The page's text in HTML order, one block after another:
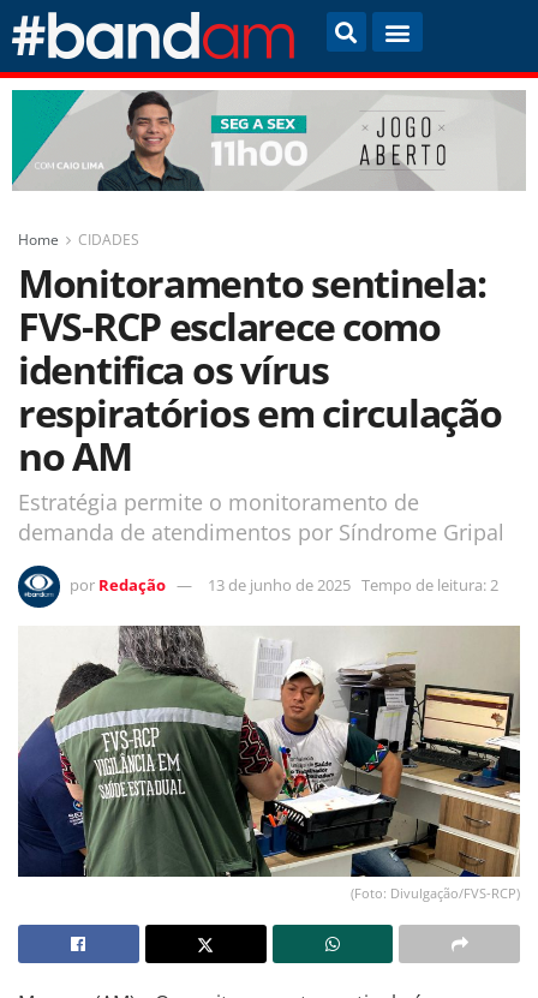
Home CIDADES
Monitoramento sentinela:
FVS-RCP esclarece como
identifica os vírus
respiratórios em circulação
no AM
Estratégia permite o monitoramento de
demanda de atendimentos por Síndrome Gripal
por Redação 13 de junho de 2025 Tempo de leitura: 2
(Foto: Divulgação/FVS-RCP)